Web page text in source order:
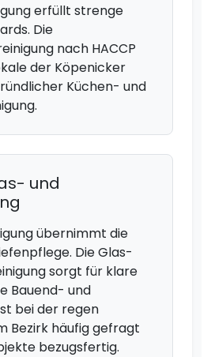
erfüllt strenge
Die
nach HACCP
der Köpenicker
Küchen- und
und
übernimmt die
Die Glas-
sorgt für klare
Bauend- und
bei der regen
Bezirk häufig gefragt
bezugsfertig.